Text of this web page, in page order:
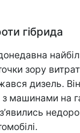
гібрида
зору
дизель.
машинами на